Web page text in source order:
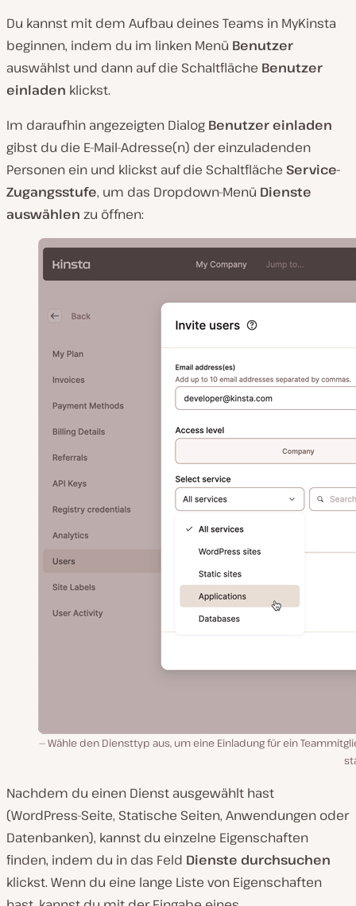
Du kannst mit dem Aufbau deines Teams in MyKinsta
beginnen, indem du im linken Menü Benutzer
auswählst und dann auf die Schaltfläche Benutzer
einladen klickst.
Im daraufhin angezeigten Dialog Benutzer einladen
gibst du die E-Mail-Adresse(n) der einzuladenden
Personen ein und klickst auf die Schaltfläche Service-
Zugangsstufe, um das Dropdown-Menü Dienste
auswählen zu öffnen:
Wähle den Diensttyp aus, um eine Einladung für ein
Nachdem du einen Dienst ausgewählt hast
(WordPress-Seite, Statische Seiten, Anwendungen oder
Datenbanken), kannst du einzelne Eigenschaften
finden, indem du in das Feld Dienste durchsuchen
klickst. Wenn du eine lange Liste von Eigenschaften